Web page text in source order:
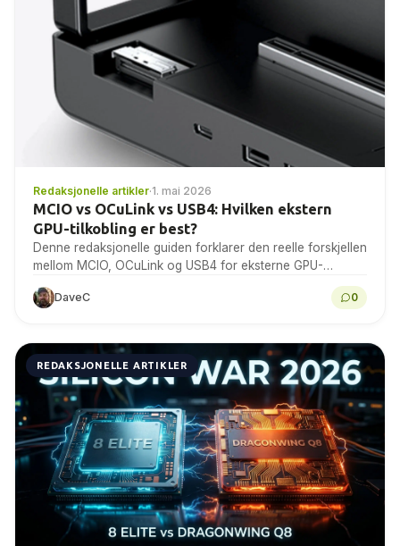
Redaksjonelle artikler·1. mai 2026
MCIO vs OCuLink vs USB4: Hvilken ekstern
GPU-tilkobling er best?
Denne redaksjonelle guiden forklarer den reelle forskjellen
mellom MCIO, OCuLink og USB4 for eksterne GPU-
DaveC 0
REDAKSJONELLE ARTIKLER